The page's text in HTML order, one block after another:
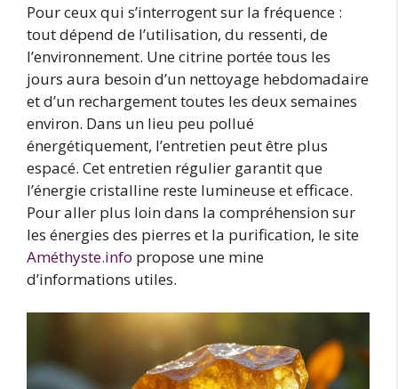
Pour ceux qui s’interrogent sur la fréquence :
tout dépend de l’utilisation, du ressenti, de
l’environnement. Une citrine portée tous les
jours aura besoin d’un nettoyage hebdomadaire
et d’un rechargement toutes les deux semaines
environ. Dans un lieu peu pollué
énergétiquement, l’entretien peut être plus
espacé. Cet entretien régulier garantit que
l’énergie cristalline reste lumineuse et efficace.
Pour aller plus loin dans la compréhension sur
les énergies des pierres et la purification, le site
Améthyste.info propose une mine
d’informations utiles.